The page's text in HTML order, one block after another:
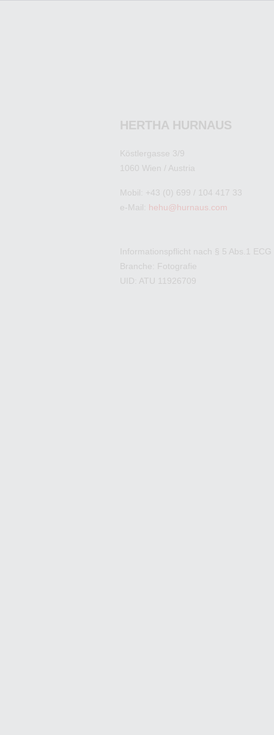
HERTHA HURNAUS
Köstlergasse 3/9
1060 Wien / Austria
Mobil: +43 (0) 699 / 104 417 33
e-Mail: hehu@hurnaus.com
Informationspflicht nach § 5 Abs.1 ECG
Branche: Fotografie
UID: ATU 11926709